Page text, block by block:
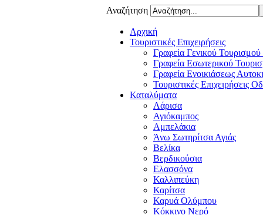
Αναζήτηση
Αρχική
Τουριστικές Επιχειρήσεις
Γραφεία Γενικού
Γραφεία Εσωτερικού
Γραφεία Ενοικιάσεως
Τουριστικές
Καταλύματα
Λάρισα
Αγιόκαμπος
Αμπελάκια
Άνω Σωτηρίτσα Αγιάς
Βελίκα
Βερδικούσια
Ελασσόνα
Καλλιπεύκη
Καρίτσα
Καρυά Ολύμπου
Κόκκινο Νερό